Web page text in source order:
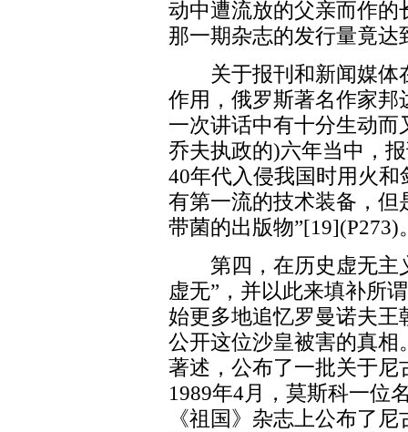
动中遭流放的父亲而作
那一期杂志的发行量竟达
关于报刊和新闻媒体
作用，俄罗斯著名作家
一次讲话中有十分生动而
乔夫执政的)六年当中，
40年代入侵我国时用火
有第一流的技术装备，
带菌的出版物”[19](P273)
第四，在历史虚无主义
虚无”，并以此来填补所
始更多地追忆罗曼诺夫
公开这位沙皇被害的真
著述，公布了一批关于
1989年4月，莫斯科一位
《祖国》杂志上公布了